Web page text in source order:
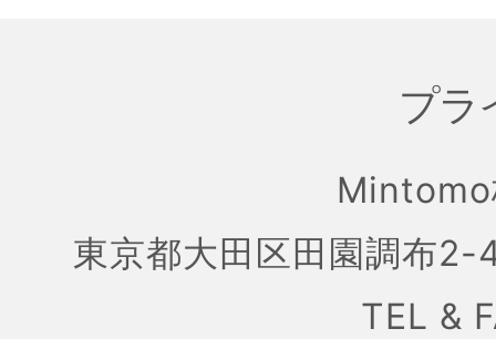
プラ
東京都大田区田園調布
TEL &